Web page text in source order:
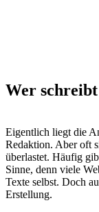
Wer
Eigentlich liegt die
Redaktion. Aber oft
überlastet. Häufig
Sinne, denn viele
Texte selbst. Doch
Erstellung.